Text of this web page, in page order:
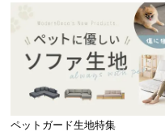
ペットガード生地特集